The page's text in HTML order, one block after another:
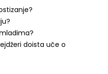
doista uče o